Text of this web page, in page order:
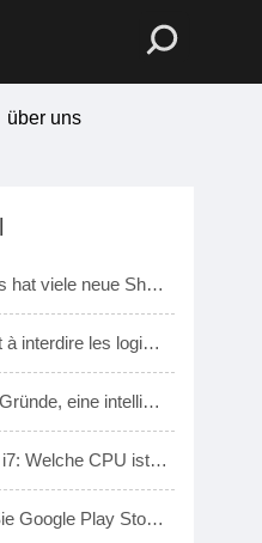
über uns
Apple Messages hat viele neue Sharing -Funktionen erhalten
La chine beginnt à interdire les logiciels et matériels Étrangers dans les bureaux d’état
Die wichtigsten Gründe, eine intelligente Uhr zu kaufen
Intel Core i5 vs. i7: Welche CPU ist für mich?
So installieren Sie Google Play Store auf Amazon Fire Tablet